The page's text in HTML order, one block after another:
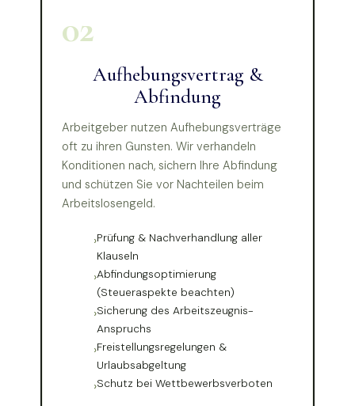
02
Aufhebungsvertrag &
Abfindung
Arbeitgeber nutzen Aufhebungsverträge
oft zu ihren Gunsten. Wir verhandeln
Konditionen nach, sichern Ihre Abfindung
und schützen Sie vor Nachteilen beim
Arbeitslosengeld.
Prüfung & Nachverhandlung aller
Klauseln
Abfindungsoptimierung
(Steueraspekte beachten)
Sicherung des Arbeitszeugnis-
Anspruchs
Freistellungsregelungen &
Urlaubsabgeltung
Schutz bei Wettbewerbsverboten